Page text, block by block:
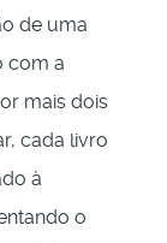
de uma
com a
mais dois
cada livro
à
o